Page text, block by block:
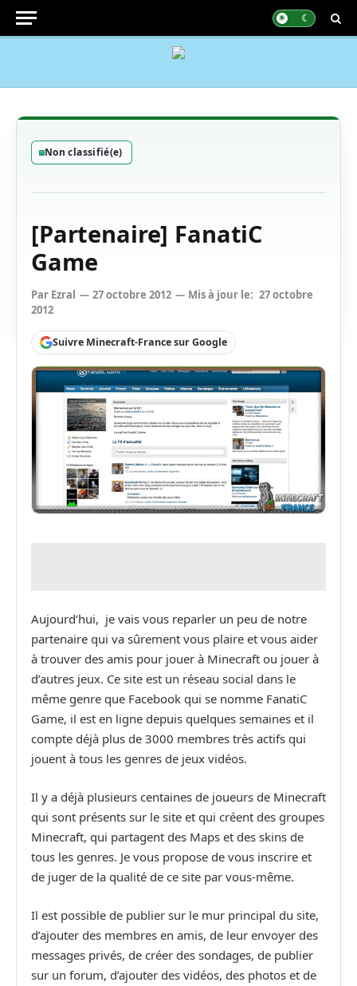
Non classifié(e)
[Partenaire] FanatiC
Game
Par Ezral 27 octobre 2012 Mis à jour le: 27 octobre
2012
Suivre Minecraft-France sur Google
Aujourd’hui, je vais vous reparler un peu de notre
partenaire qui va sûrement vous plaire et vous aider
à trouver des amis pour jouer à Minecraft ou jouer à
d’autres jeux. Ce site est un réseau social dans le
même genre que Facebook qui se nomme FanatiC
Game, il est en ligne depuis quelques semaines et il
compte déjà plus de 3000 membres très actifs qui
jouent à tous les genres de jeux vidéos.
Il y a déjà plusieurs centaines de joueurs de Minecraft
qui sont présents sur le site et qui créent des groupes
Minecraft, qui partagent des Maps et des skins de
tous les genres. Je vous propose de vous inscrire et
de juger de la qualité de ce site par vous-même.
Il est possible de publier sur le mur principal du site,
d’ajouter des membres en amis, de leur envoyer des
messages privés, de créer des sondages, de publier
sur un forum, d’ajouter des vidéos, des photos et de